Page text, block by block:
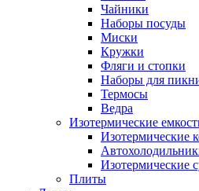
Чайники
Наборы посуды
Миски
Кружки
Фляги и стопки
Наборы для
Термосы
Ведра
Изотермические
Изотермические
Изотермические
Плиты